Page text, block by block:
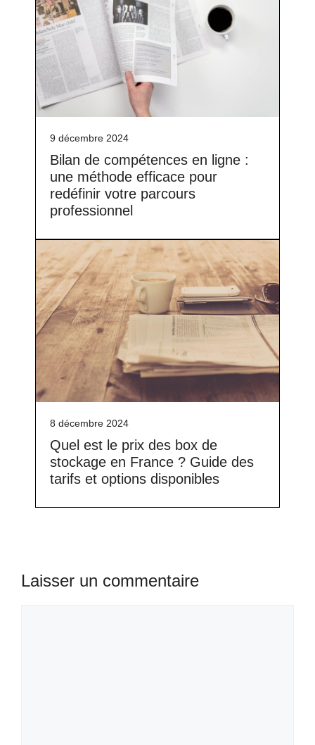
9 décembre 2024
Bilan de compétences en ligne :
une méthode efficace pour
redéfinir votre parcours
professionnel
8 décembre 2024
Quel est le prix des box de
stockage en France ? Guide des
tarifs et options disponibles
Laisser un commentaire